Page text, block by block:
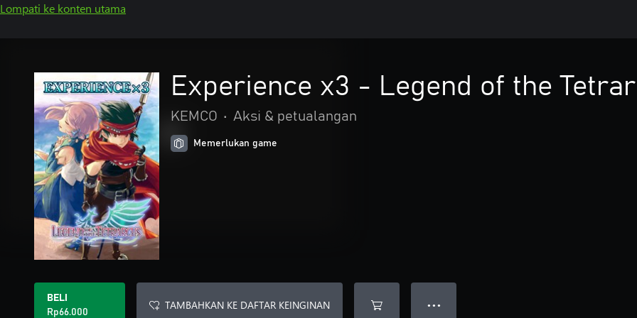
Lompati ke konten utama
Experience x3 - Legend of the
KEMCO • Aksi & petualangan
Memerlukan game
BELI
Rp66.000
TAMBAHKAN KE DAFTAR KEINGINAN ● ● ●